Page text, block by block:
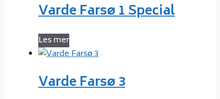
Varde Farsø 1 Special
Les mer
Varde Farsø 3